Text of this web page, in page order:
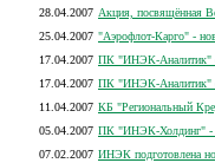
28.04.2007 Акция, посвящённая
25.04.2007 "Аэрофлот-Карго" -
17.04.2007 ПК "ИНЭК-Аналитик"
17.04.2007 ПК "ИНЭК-Аналитик"
11.04.2007 КБ "Региональный
05.04.2007 ПК "ИНЭК-Холдинг" -
07.02.2007 ИНЭК подготовлена